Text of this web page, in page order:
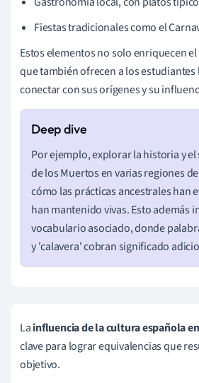
Fiestas tradicionales como el
Estos elementos no solo enriquecen
que también ofrecen a los
conectar con sus orígenes y su
Por ejemplo, explorar la historia y
de los Muertos en varias regiones
cómo las prácticas ancestrales han
han mantenido vivas. Esto además
vocabulario asociado, donde
y 'calavera' cobran significado
Lainfluencia de la cultura española
clave para lograr equivalencias que
objetivo.